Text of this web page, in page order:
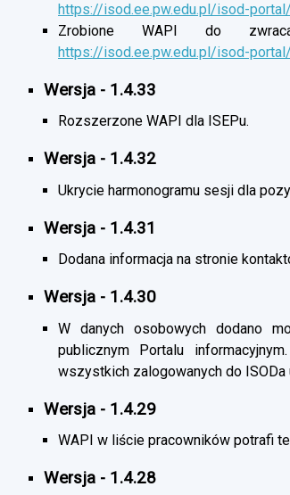
https://isod.ee.pw.edu.pl/isod-
Zrobione WAPI do
https://isod.ee.pw.edu.pl/isod-
Wersja - 1.4.33
Rozszerzone WAPI dla ISEPu.
Wersja - 1.4.32
Ukrycie harmonogramu sesji dla
Wersja - 1.4.31
Dodana informacja na stronie
Wersja - 1.4.30
W danych osobowych dodano
publicznym Portalu
wszystkich zalogowanych do
Wersja - 1.4.29
WAPI w liście pracowników potrafi
Wersja - 1.4.28